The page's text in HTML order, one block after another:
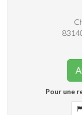
Pour une